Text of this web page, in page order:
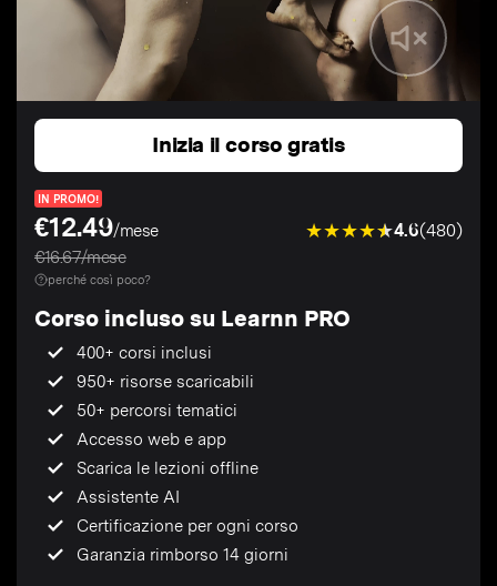
Inizia il corso gratis
IN PROMO!
€12.49/mese
€16.67/mese
4.6(480)
perché così poco?
Corso incluso su Learnn PRO
400+ corsi inclusi
950+ risorse scaricabili
50+ percorsi tematici
Accesso web e app
Scarica le lezioni offline
Assistente AI
Certificazione per ogni corso
Garanzia rimborso 14 giorni